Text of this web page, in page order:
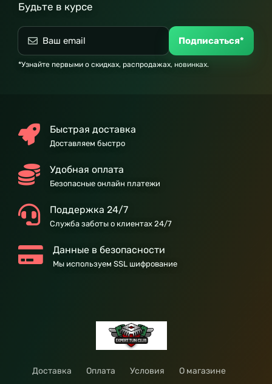
Будьте в курсе
Подписаться*
*Узнайте первыми о скидках, распродажах, новинках.
Быстрая доставка
Доставляем быстро
Удобная оплата
Безопасные онлайн платежи
Поддержка 24/7
Служба заботы о клиентах 24/7
Данные в безопасности
Мы используем SSL шифрование
Доставка Оплата Условия
О магазине